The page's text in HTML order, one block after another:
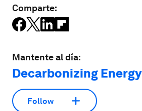
Comparte:
Mantente al día:
Decarbonizing Energy
Follow